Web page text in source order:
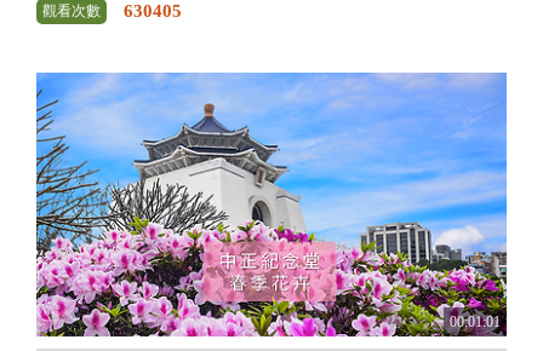
觀看次數 630405
00:01:01